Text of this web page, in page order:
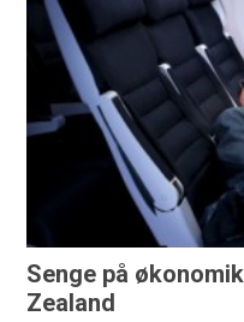
Senge på
Zealand